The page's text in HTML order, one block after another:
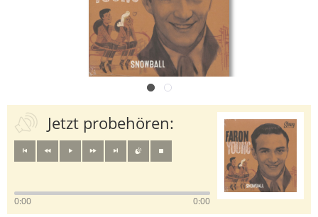
Jetzt probehören:
0:00 0:00